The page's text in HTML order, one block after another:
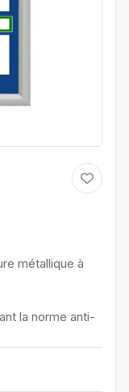
métallique à
la norme anti-